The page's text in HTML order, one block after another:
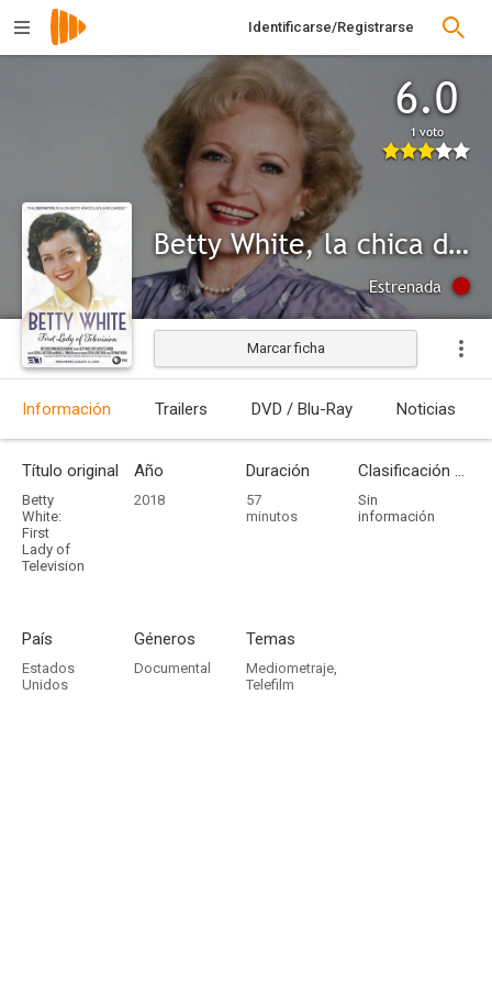
Identificarse/Registrarse
6.0
1 voto
Betty White, la chica de oro
Estrenada
Marcar ficha
Información Trailers DVD / Blu-Ray Noticias
Título original
Betty
White:
First
Lady of
Television
Año
2018
Duración
57
minutos
Clasificación por edades
Sin
información
País
Estados
Unidos
Géneros
Documental
Temas
Mediometraje,
Telefilm